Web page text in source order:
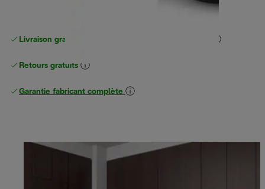
Livraison gratuite standard
Retours gratuits
Garantie fabricant complète